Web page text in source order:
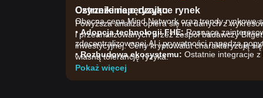
Czynniki napędzające rynek
Obecna cena Mind Network oraz trendy rynkowe
•Adopcja technologii FHE:Rosnące
zdecentralizowanej AI i prywatności napędza
•Rozbudowa ekosystemu: Ostatnie integracje z
użyteczność tokena FHE.
Ostrzeżenie o ryzyku
Powyższa analiza opiera się na danych z
i przeanalizowanych przez zespół badawczy
inwestycyjnej. Ceny kryptowalut charakteryzują
własną tolerancję ryzyka.
Pokaż więcej